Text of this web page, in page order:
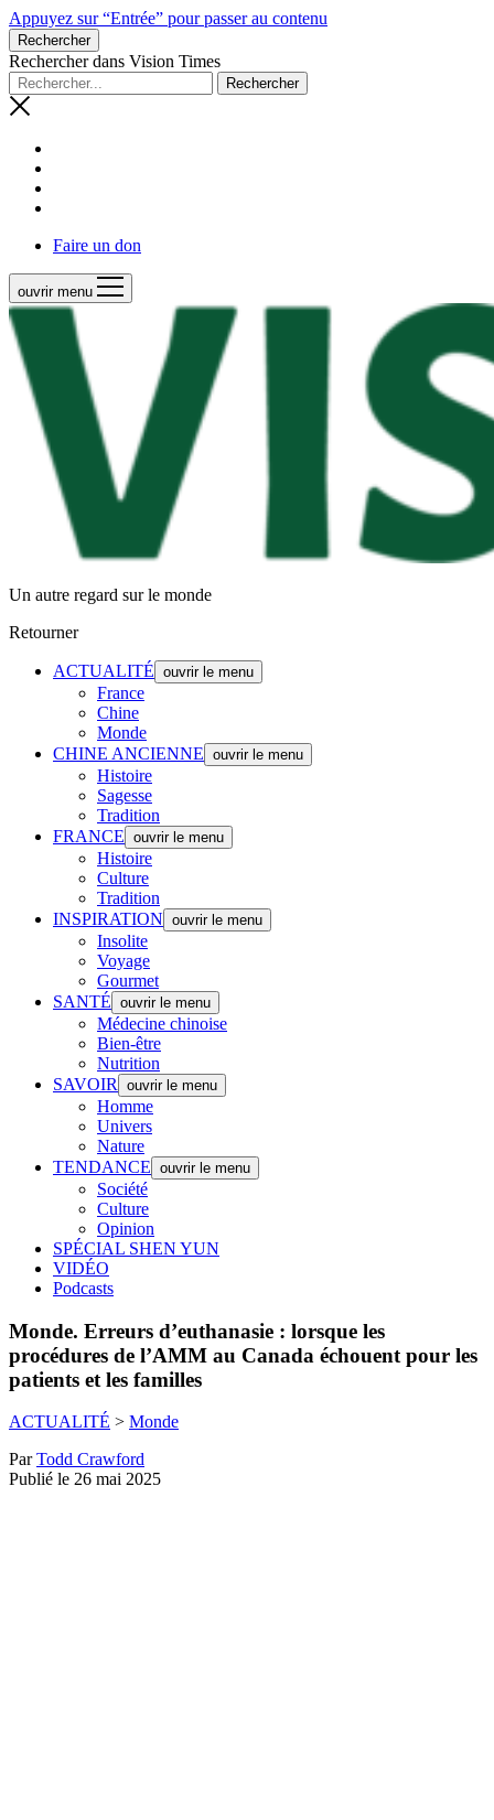
Appuyez sur “Entrée” pour passer au contenu
Rechercher
Rechercher dans Vision Times
Faire un don
ouvrir menu
Un autre regard sur le monde
Retourner
ACTUALITÉ ouvrir le menu
France
Chine
Monde
CHINE ANCIENNE ouvrir le menu
Histoire
Sagesse
Tradition
FRANCE ouvrir le menu
Histoire
Culture
Tradition
INSPIRATION ouvrir le menu
Insolite
Voyage
Gourmet
SANTÉ ouvrir le menu
Médecine chinoise
Bien-être
Nutrition
SAVOIR
ouvrir le menu
Homme
Univers
Nature
TENDANCE ouvrir le menu
Société
Culture
Opinion
SPÉCIAL SHEN YUN
VIDÉO
Podcasts
Monde. Erreurs d’euthanasie : lorsque les
procédures de l’AMM au Canada échouent pour les
patients et les familles
ACTUALITÉ > Monde
ParTodd Crawford
Publié le 26 mai 2025